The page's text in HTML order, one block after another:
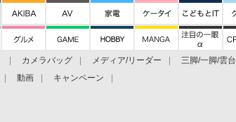
カメラバッグ メディア/リーダー 三脚/一脚/雲台
動画 キャンペーン